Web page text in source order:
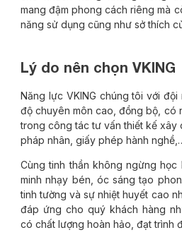
mang đậm phong cách riêng mà
năng sử dụng cũng như sở thích
Lý do nên chọn VKING
Năng lực VKING chúng tôi với
độ chuyên môn cao, đồng bộ, có
trong công tác tư vấn thiết kế xây
pháp nhân, giấy phép hành
Cùng tinh thần không ngừng
minh nhạy bén, óc sáng tạo
tinh tường và sự nhiệt huyết cao
đáp ứng cho quý khách hàng
có chất lượng hoàn hảo, đạt trình